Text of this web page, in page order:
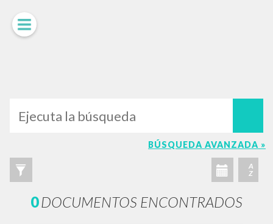
BÚSQUEDA AVANZADA »
A
Z
0DOCUMENTOS ENCONTRADOS